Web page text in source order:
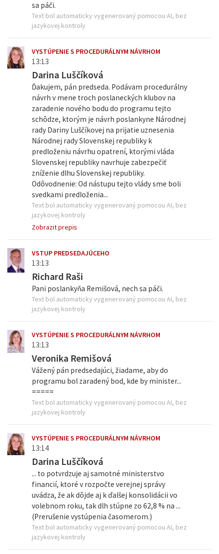
sa páči.
Text bol automaticky vygenerovaný pomocou AI, bez
jazykovej kontroly
VYSTÚPENIE S PROCEDURÁLNYM NÁVRHOM
13:13
Darina Luščíková
Ďakujem, pán predseda. Podávam procedurálny
návrh v mene troch poslaneckých klubov na
zaradenie nového bodu do programu tejto
schôdze, ktorým je návrh poslankyne Národnej
rady Dariny Luščíkovej na prijatie uznesenia
Národnej rady Slovenskej republiky k
predloženiu návrhu opatrení, ktorými vláda
Slovenskej republiky navrhuje zabezpečiť
zníženie dlhu Slovenskej republiky.
Odôvodnenie: Od nástupu tejto vlády sme boli
svedkami predloženia...
Text bol automaticky vygenerovaný pomocou AI, bez
jazykovej kontroly
Zobrazit prepis
VSTUP PREDSEDAJÚCEHO
13:13
Richard Raši
Pani poslankyňa Remišová, nech sa páči.
Text bol automaticky vygenerovaný pomocou AI, bez
jazykovej kontroly
VYSTÚPENIE S PROCEDURÁLNYM NÁVRHOM
13:13
Veronika Remišová
Vážený pán predsedajúci, žiadame, aby do
programu bol zaradený bod, kde by minister...
=====
Text bol automaticky vygenerovaný pomocou AI, bez
jazykovej kontroly
VYSTÚPENIE S PROCEDURÁLNYM NÁVRHOM
13:14
Darina Luščíková
... to potvrdzuje aj samotné ministerstvo
financií, ktoré v rozpočte verejnej správy
uvádza, že ak dôjde aj k ďalšej konsolidácii vo
volebnom roku, tak dlh stúpne zo 62,8 % na ...
(Prerušenie vystúpenia časomerom.)
Text bol automaticky vygenerovaný pomocou AI, bez
jazykovej kontroly